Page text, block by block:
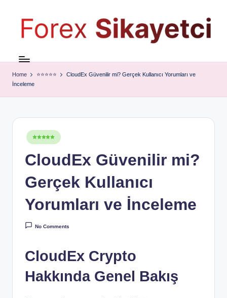
Home ⭐⭐⭐⭐⭐
CloudEx Güvenilir mi? Gerçek Kullanıcı Yorumları ve
İnceleme
Posted
in
⭐⭐⭐⭐⭐
CloudEx Güvenilir mi?
Gerçek Kullanıcı
Yorumları ve İnceleme
No Comments
CloudEx Crypto
Hakkında Genel Bakış